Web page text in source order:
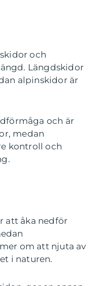
och
Längdskidor
alpinskidor är
och är
medan
kontroll och
att åka nedför
om att njuta av
i naturen.